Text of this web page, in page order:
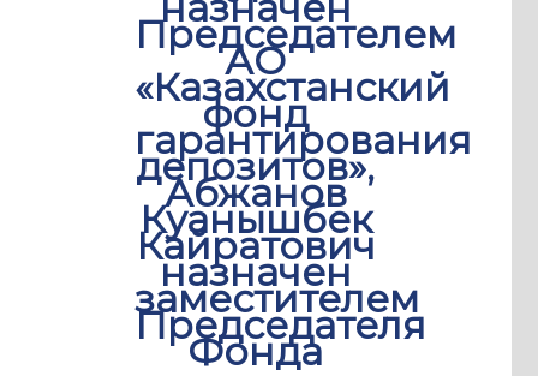
Председателем
АО
«Казахстанский
фонд
гарантирования
депозитов»,
Абжанов
Куанышбек
Кайратович
назначен
заместителем
Председателя
Фонда